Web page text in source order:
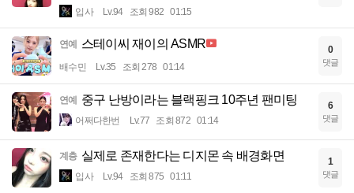
입사 Lv.94 조회 982 01:15
연예 스테이씨 재이의 ASMR
배수민 Lv.35 조회 278 01:14
0
댓글
연예 중구 난방이라는 블랙핑크 10주년 팬미팅
어쩌다한번 Lv.77 조회 872 01:14
6
댓글
계층 실제로 존재한다는 디지몬 속 배경화면
입사 Lv.94 조회 875 01:11
1
댓글